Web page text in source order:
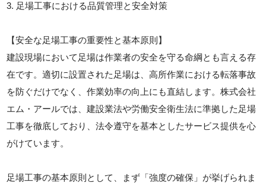
3. 足場工事における品質管理と安全対策
【安全な足場工事の重要性と基本原則】
建設現場において足場は作業者の安全を守る命綱とも言える存
在です。適切に設置された足場は、高所作業における転落事故
を防ぐだけでなく、作業効率の向上にも直結します。株式会社
エム・アールでは、建設業法や労働安全衛生法に準拠した足場
工事を徹底しており、法令遵守を基本としたサービス提供を心
がけています。
足場工事の基本原則として、まず「強度の確保」が挙げられま